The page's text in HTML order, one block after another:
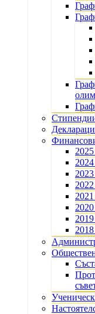
2025
2024
2023
2022
2021
2020
2019
2018